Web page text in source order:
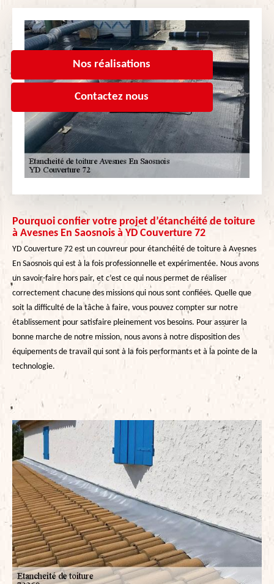
Nos réalisations
Contactez nous
Pourquoi confier votre projet d’étanchéité de toiture
à Avesnes En Saosnois à YD Couverture 72
YD Couverture 72 est un couvreur pour étanchéité de toiture à Avesnes
En Saosnois qui est à la fois professionnelle et expérimentée. Nous avons
un savoir-faire hors pair, et c’est ce qui nous permet de réaliser
correctement chacune des missions qui nous sont confiées. Quelle que
soit la difficulté de la tâche à faire, vous pouvez compter sur notre
établissement pour satisfaire pleinement vos besoins. Pour assurer la
bonne marche de notre mission, nous avons à notre disposition des
équipements de travail qui sont à la fois performants et à la pointe de la
technologie.